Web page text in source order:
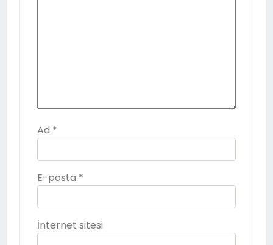
Ad *
E-posta *
İnternet sitesi